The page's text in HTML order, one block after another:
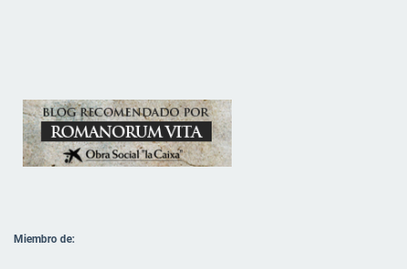
Miembro de: